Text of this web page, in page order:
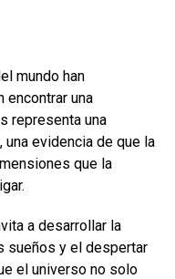
mundo han
una
representa una
evidencia de que la
que la
a desarrollar la
sueños y el despertar
el universo no solo